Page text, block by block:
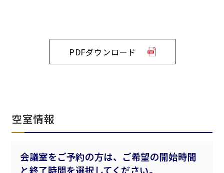
PDFダウンロード
空室情報
会議室をご予約の方は、ご希望の開始時間
と終了時間を選択してください。
ベルサール新宿セントラルパーク
ベルサール西新宿
ベルサール高田馬場
ベルサール秋葉原
ベルサール神田
ベルサール半蔵門
渋谷エリア
泉ガーデンギャラリー
汐留・御成門・芝公園エリア
ベルサール汐留
ベルサール東京汐留コンファレンスセンター
東京ガーデンシアター